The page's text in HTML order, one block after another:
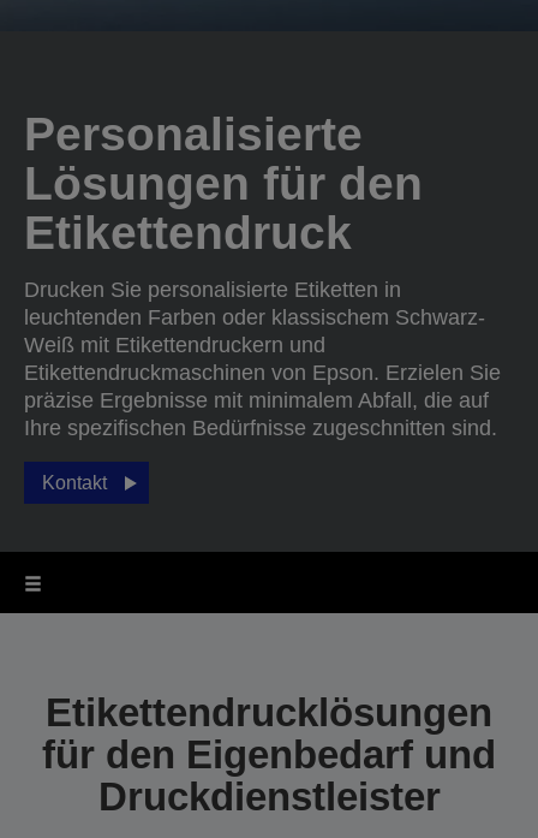
Personalisierte
Lösungen für den
Etikettendruck
Drucken Sie personalisierte Etiketten in
leuchtenden Farben oder klassischem Schwarz-
Weiß mit Etikettendruckern und
Etikettendruckmaschinen von Epson. Erzielen Sie
präzise Ergebnisse mit minimalem Abfall, die auf
Ihre spezifischen Bedürfnisse zugeschnitten sind.
Kontakt
Etikettendrucklösungen
für den Eigenbedarf und
Druckdienstleister